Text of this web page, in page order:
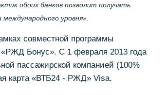
обоих банков позволит получать
уровня».
совместной программы
Бонус». С 1 февраля 2013 года
пассажирской компанией (100%
карта «ВТБ24 - РЖД» Visa.